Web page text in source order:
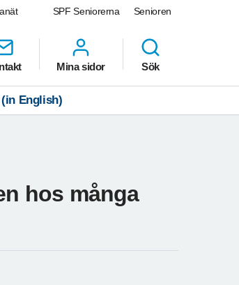
SPF Seniorerna Senioren
Mina sidor Sök
English)
hos många